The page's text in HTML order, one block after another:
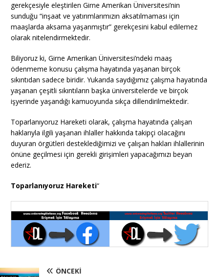
gerekçesiyle eleştirilen Girne Amerikan Üniversitesi’nin
sunduğu “inşaat ve yatırımlarımızın aksatılmaması için
maaşlarda aksama yaşanmıştır” gerekçesini kabul edilemez
olarak nitelendirmektedir.
Biliyoruz ki, Girne Amerikan Üniversitesi’ndeki maaş
ödenmeme konusu çalışma hayatında yaşanan birçok
sıkıntıdan sadece biridir. Yukarıda saydığımız çalışma hayatında
yaşanan çeşitli sıkıntıların başka üniversitelerde ve birçok
işyerinde yaşandığı kamuoyunda sıkça dillendirilmektedir.
Toparlanıyoruz Hareketi olarak, çalışma hayatında çalışan
haklarıyla ilgili yaşanan ihlaller hakkında takipçi olacağını
duyuran örgütleri desteklediğimizi ve çalışan hakları ihlallerinin
önüne geçilmesi için gerekli girişimleri yapacağımızı beyan
ederiz.
Toparlanıyoruz Hareketi“
ÖNCEKI